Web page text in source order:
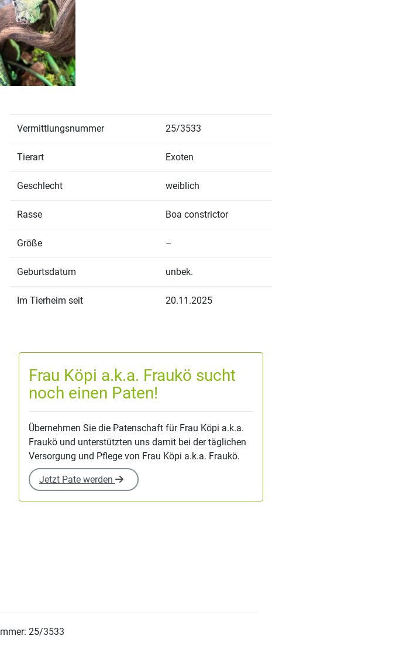
Vermittlungsnummer 25/3533
Tierart Exoten
Geschlecht weiblich
Rasse Boa constrictor
Größe –
Geburtsdatum unbek.
Im Tierheim seit 20.11.2025
Frau Köpi a.k.a. Fraukö sucht
noch einen Paten!
Übernehmen Sie die Patenschaft für Frau Köpi a.k.a.
Fraukö und unterstützten uns damit bei der täglichen
Versorgung und Pflege von Frau Köpi a.k.a. Fraukö.
Jetzt Pate werden
25/3533